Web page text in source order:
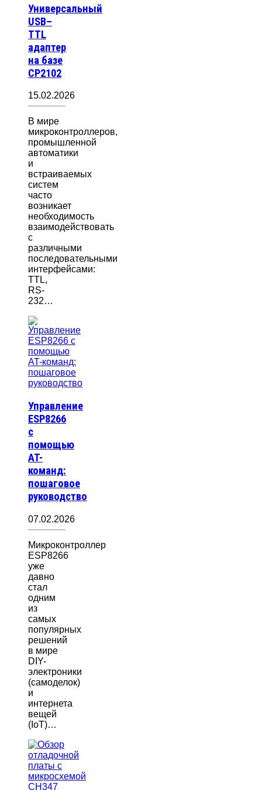
Универсальный
USB–
TTL
адаптер
на базе
CP2102
15.02.2026
В мире
микроконтроллеров,
промышленной
автоматики
и
встраиваемых
систем
часто
возникает
необходимость
взаимодействовать
с
различными
последовательными
интерфейсами:
TTL,
RS-
232…
Управление
ESP8266
с
помощью
AT-
команд:
пошаговое
руководство
07.02.2026
Микроконтроллер
ESP8266
уже
давно
стал
одним
из
самых
популярных
решений
в мире
DIY-
электроники
(самоделок)
и
интернета
вещей
(IoT)…